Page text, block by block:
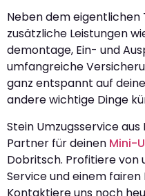
Neben dem
zusätzliche Leistungen
demontage, Ein- und
umfangreiche
ganz entspannt auf
andere wichtige Dinge
Stein Umzugsservice
Partner für deinen Mini-
Dobritsch. Profitiere von
Service und einem
Kontaktiere uns noch